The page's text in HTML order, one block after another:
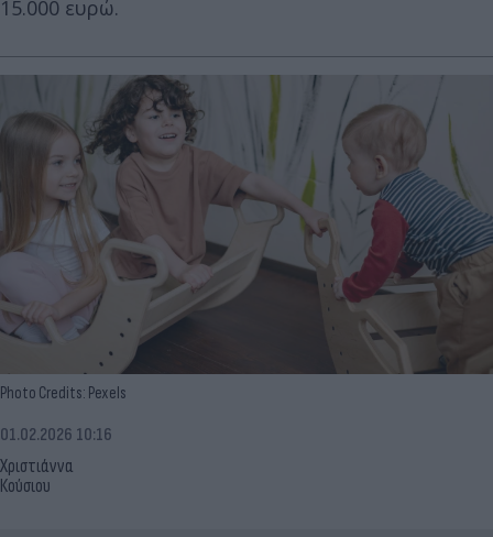
15.000 ευρώ.
Photo Credits: Pexels
Χριστιάννα
Κούσιου
01.02.2026 10:16